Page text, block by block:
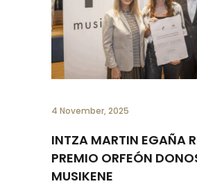
4 November, 2025
INTZA MARTIN EGAÑA
PREMIO ORFEÓN
MUSIKENE